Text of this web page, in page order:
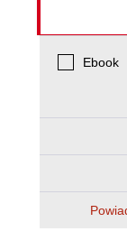
Ebook